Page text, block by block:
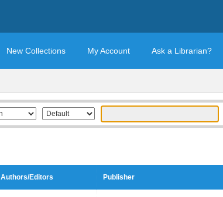
New Collections My Account Ask a Librarian?
Authors/Editors Publisher